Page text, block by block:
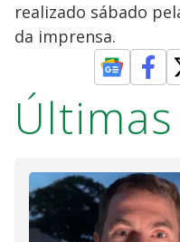
realizado sábado
da imprensa.
Últimas